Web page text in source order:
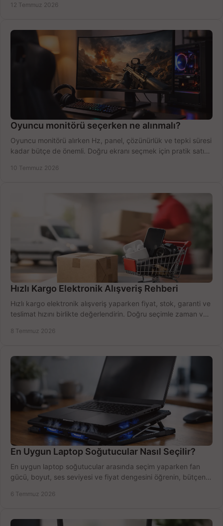
12 Temmuz 2026
Oyuncu monitörü seçerken ne alınmalı?
Oyuncu monitörü alırken Hz, panel, çözünürlük ve tepki süresi
kadar bütçe de önemli. Doğru ekranı seçmek için pratik satın
10 Temmuz 2026
Hızlı Kargo Elektronik Alışveriş Rehberi
Hızlı kargo elektronik alışveriş yaparken fiyat, stok, garanti ve
teslimat hızını birlikte değerlendirin. Doğru seçimle zaman ve
8 Temmuz 2026
En Uygun Laptop Soğutucular Nasıl Seçilir?
En uygun laptop soğutucular arasında seçim yaparken fan
gücü, boyut, ses seviyesi ve fiyat dengesini öğrenin, bütçenizi
6 Temmuz 2026